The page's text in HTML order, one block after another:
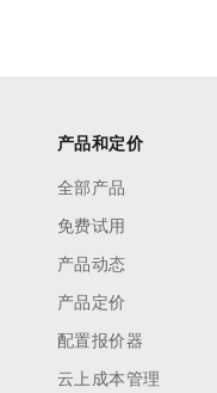
产品和定价
全部产品
免费试用
产品动态
产品定价
配置报价器
云上成本管理